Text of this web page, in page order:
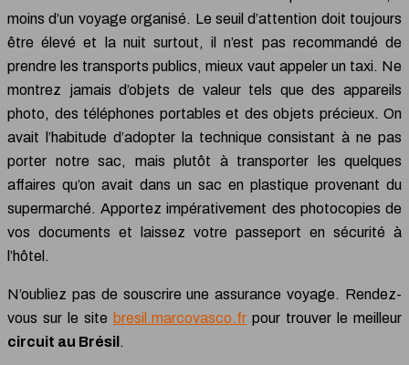
moins d’un voyage organisé. Le seuil d’attention doit toujours
être élevé et la nuit surtout, il n’est pas recommandé de
prendre les transports publics, mieux vaut appeler un taxi. Ne
montrez jamais d’objets de valeur tels que des appareils
photo, des téléphones portables et des objets précieux. On
avait l’habitude d’adopter la technique consistant à ne pas
porter notre sac, mais plutôt à transporter les quelques
affaires qu’on avait dans un sac en plastique provenant du
supermarché. Apportez impérativement des photocopies de
vos documents et laissez votre passeport en sécurité à
l’hôtel.
N’oubliez pas de souscrire une assurance voyage. Rendez-
vous sur le site bresil.marcovasco.fr pour trouver le meilleur
circuit au Brésil .